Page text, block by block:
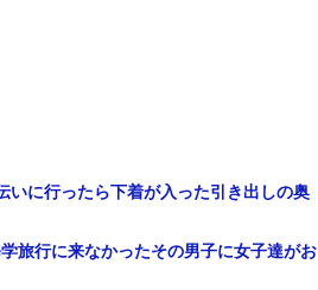
いに行ったら下着が入った引き出しの奥
旅行に来なかったその男子に女子達がお